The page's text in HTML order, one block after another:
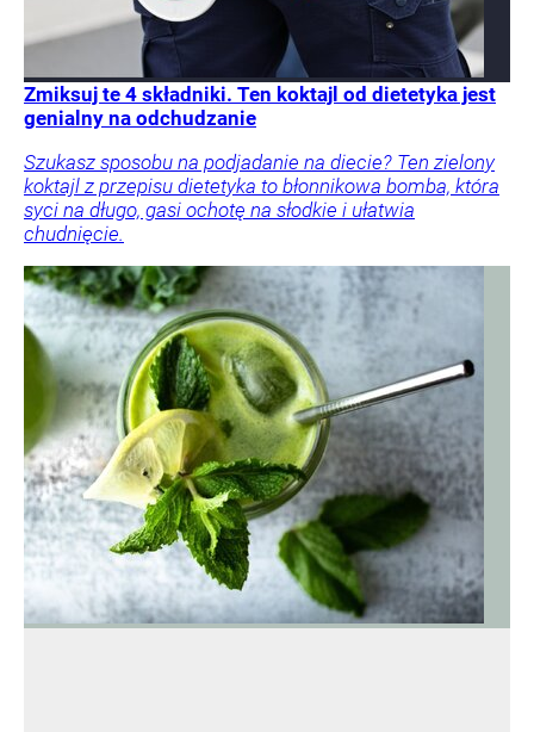
Zmiksuj te 4 składniki. Ten koktajl od dietetyka jest
genialny na odchudzanie
Szukasz sposobu na podjadanie na diecie? Ten zielony
koktajl z przepisu dietetyka to błonnikowa bomba, która
syci na długo, gasi ochotę na słodkie i ułatwia
chudnięcie.